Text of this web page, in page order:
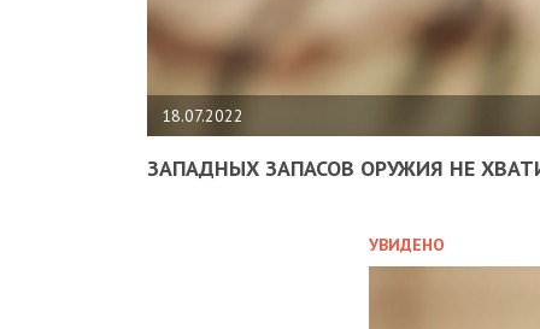
18.07.2022
ЗАПАДНЫХ ЗАПАСОВ ОРУЖИЯ НЕ
УВИДЕНО